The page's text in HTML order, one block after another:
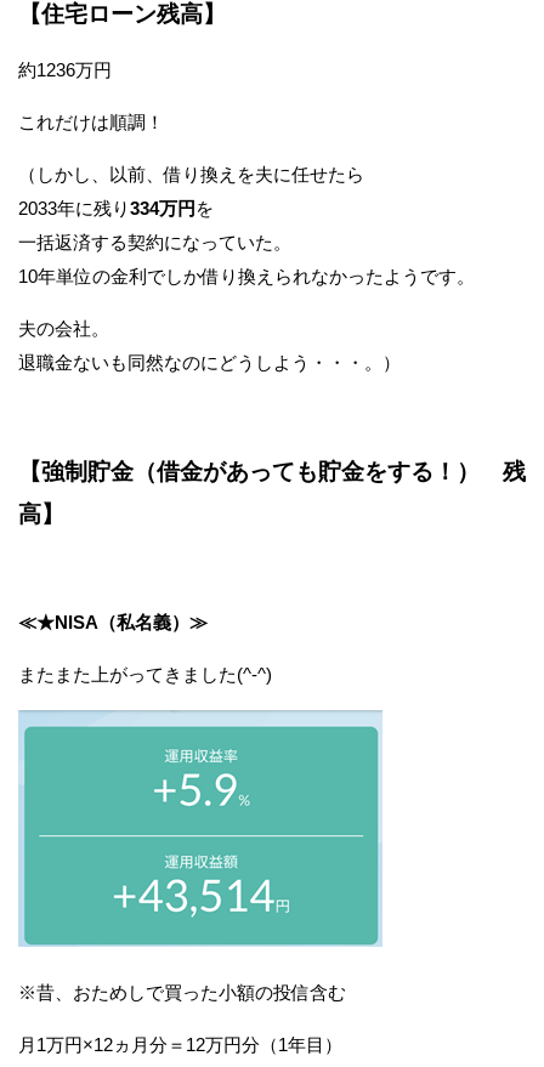
【住宅ローン残高】
約1236万円
これだけは順調！
（しかし、以前、借り換えを夫に任せたら
2033年に残り334万円 を
一括返済する契約になっていた。
10年単位の金利でしか借り換えられなかったようです。
夫の会社。
退職金ないも同然なのにどうしよう・・・。）
【強制貯金（借金があっても貯金をする！） 残
高】
≪★NISA（私名義）≫
またまた上がってきました(^-^)
※昔、おためしで買った小額の投信含む
月1万円×12ヵ月分＝12万円分（1年目）